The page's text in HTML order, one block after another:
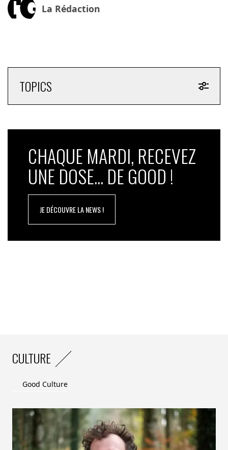
La Rédaction
TOPICS
CHAQUE MARDI, RECEVEZ
UNE DOSE... DE GOOD !
JE DÉCOUVRE LA NEWS !
CULTURE
Good Culture